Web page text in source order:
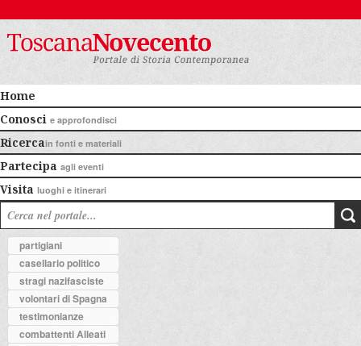
Home
Conosci e approfondisci
Ricercain fonti e materiali
Partecipa agli eventi
Visita luoghi e itinerari
partigiani
casellario politico
stragi nazifasciste
volontari di Spagna
testimonianze
combattenti Alleati